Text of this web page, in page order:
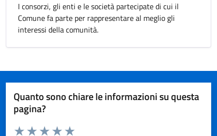
I consorzi, gli enti e le società partecipate di cui il
Comune fa parte per rappresentare al meglio gli
interessi della comunità.
Quanto sono chiare le informazioni su questa
pagina?
Valuta da 1 a 5 stelle la pagina